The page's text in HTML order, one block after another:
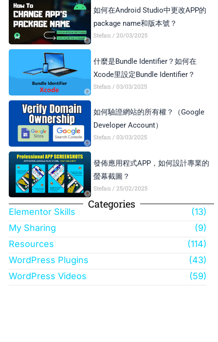
如何在Android Studio中更改APP的
package name和版本號？
Stefan 20/03/2025
什麼是Bundle Identifier？如何在
Xcode里設定Bundle Identifier？
Stefan 03/03/2025
如何驗證網站的所有權？（Google
Developer Account）
Stefan 03/03/2025
發佈應用程式APP，如何設計專業的
螢幕截圖？
Stefan 25/02/2025
Categories
Elementor Skills
(13)
My Sharing
(9)
Resources
(114)
WordPress Plugins
(43)
WordPress Videos
(59)